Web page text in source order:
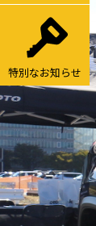
特別なお知らせ